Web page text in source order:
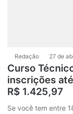
Redação 27 de
Curso
inscrições
R$ 1.425,97
Se você tem entre